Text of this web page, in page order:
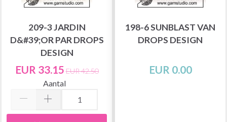
209-3 JARDIN
D&#39;OR PAR DROPS
DESIGN
EUR 33.15 EUR 42.50
Aantal
198-6 SUNBLAST VAN
DROPS DESIGN
EUR 0.00